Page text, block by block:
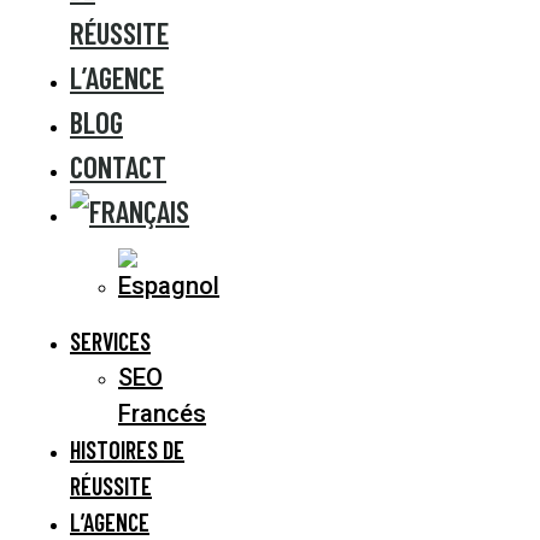
RÉUSSITE
L’AGENCE
BLOG
CONTACT
SERVICES
SEO
Francés
HISTOIRES DE
RÉUSSITE
L’AGENCE